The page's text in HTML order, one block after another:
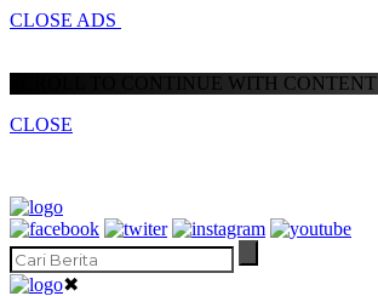
CLOSE ADS
SCROLL TO CONTINUE WITH CONTENT
CLOSE
✖